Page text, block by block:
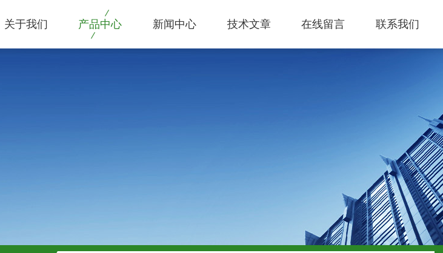
关于我们 产品中心 新闻中心 技术文章 在线留言 联系我们